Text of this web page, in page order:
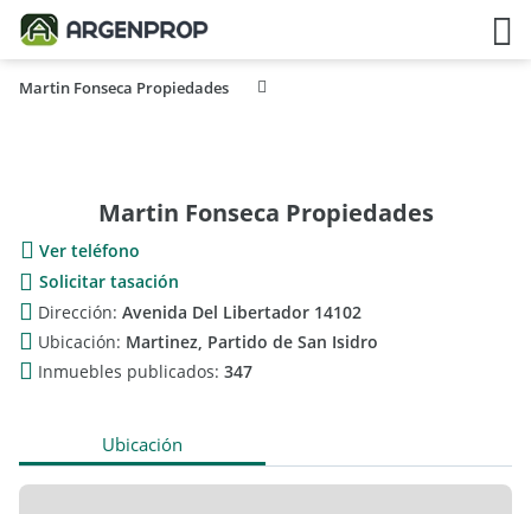
Martin Fonseca Propiedades
Martin Fonseca Propiedades
Ver teléfono
Solicitar tasación
Dirección: Avenida Del Libertador 14102
Ubicación: Martinez, Partido de San Isidro
Inmuebles publicados: 347
Ubicación